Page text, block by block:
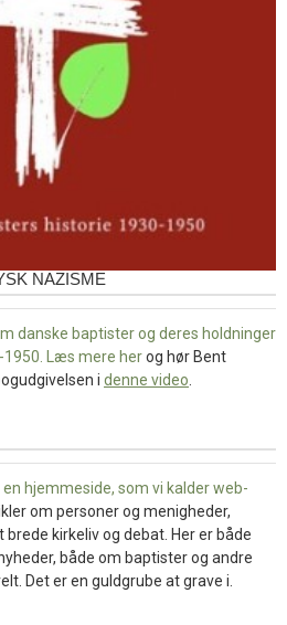
NAZISME
danske baptister og deres holdninger
1950. Læs mere herog hør Bent
i denne video
en hjemmeside, som vi kalder web-
om personer og menigheder,
kirkeliv og debat. Her er både
både om baptister og andre
Det er en guldgrube at grave i.